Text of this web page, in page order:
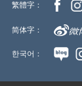
繁體字：
简体字：
한국어：